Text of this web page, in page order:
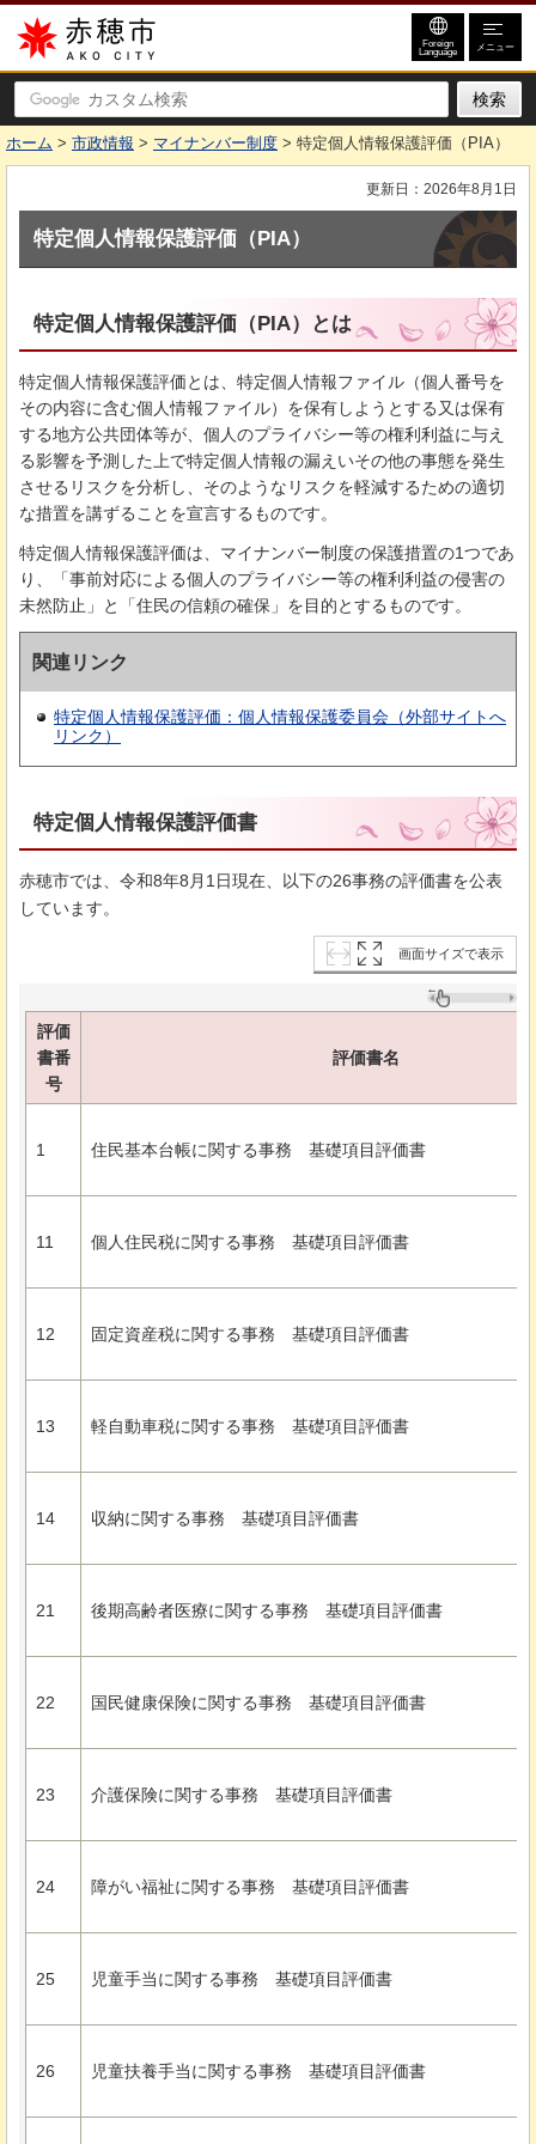
赤穂市
Foreign
Language メニュー
ホーム > 市政情報 > マイナンバー制度 > 特定個人情報保護評価（PIA）
更新日：2026年8月1日
特定個人情報保護評価（PIA）
特定個人情報保護評価（PIA）とは
特定個人情報保護評価とは、特定個人情報ファイル（個人番号を
その内容に含む個人情報ファイル）を保有しようとする又は保有
する地方公共団体等が、個人のプライバシー等の権利利益に与え
る影響を予測した上で特定個人情報の漏えいその他の事態を発生
させるリスクを分析し、そのようなリスクを軽減するための適切
な措置を講ずることを宣言するものです。
特定個人情報保護評価は、マイナンバー制度の保護措置の1つであ
り、「事前対応による個人のプライバシー等の権利利益の侵害の
未然防止」と「住民の信頼の確保」を目的とするものです。
関連リンク
特定個人情報保護評価：個人情報保護委員会 （外部サイトへ
リンク）
特定個人情報保護評価書
赤穂市では、令和8年8月1日現在、以下の26事務の評価書を公表
しています。
画面サイズで表示
評価
書番
号
評価書名
1 住民基本台帳に関する事務 基礎項目評価書
11 個人住民税に関する事務 基礎項目評価書
12 固定資産税に関する事務 基礎項目評価書
13 軽自動車税に関する事務 基礎項目評価書
14 収納に関する事務 基礎項目評価書
21 後期高齢者医療に関する事務 基礎項目評価書
22 国民健康保険に関する事務 基礎項目評価書
23 介護保険に関する事務 基礎項目評価書
24 障がい福祉に関する事務 基礎項目評価書
25 児童手当に関する事務 基礎項目評価書
26 児童扶養手当に関する事務 基礎項目評価書